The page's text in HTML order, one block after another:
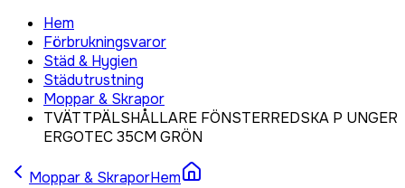
Hem
Förbrukningsvaror
Städ & Hygien
Städutrustning
Moppar & Skrapor
TVÄTTPÄLSHÅLLARE FÖNSTERREDSKA P UNGER
ERGOTEC 35CM GRÖN
Moppar & SkraporHem